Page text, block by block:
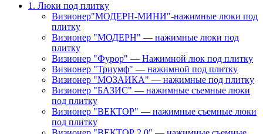
1. Люки под плитку
Визионер"МОДЕРН-МИНИ"-нажимные люки под
плитку
Визионер "МОДЕРН" — нажимные люки под
плитку
Визионер "Фурор" — Нажимной люк под плитку
Визионер "Триумф" — нажимной под плитку
Визионер "МОЗАИКА" — нажимные под плитку
Визионер "БАЗИС" — нажимные съемные люки
под плитку
Визионер "ВЕКТОР" — нажимные съемные люки
под плитку